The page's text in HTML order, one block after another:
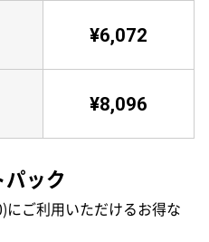
¥6,072
¥8,096
ック
ご利用いただけるお得な